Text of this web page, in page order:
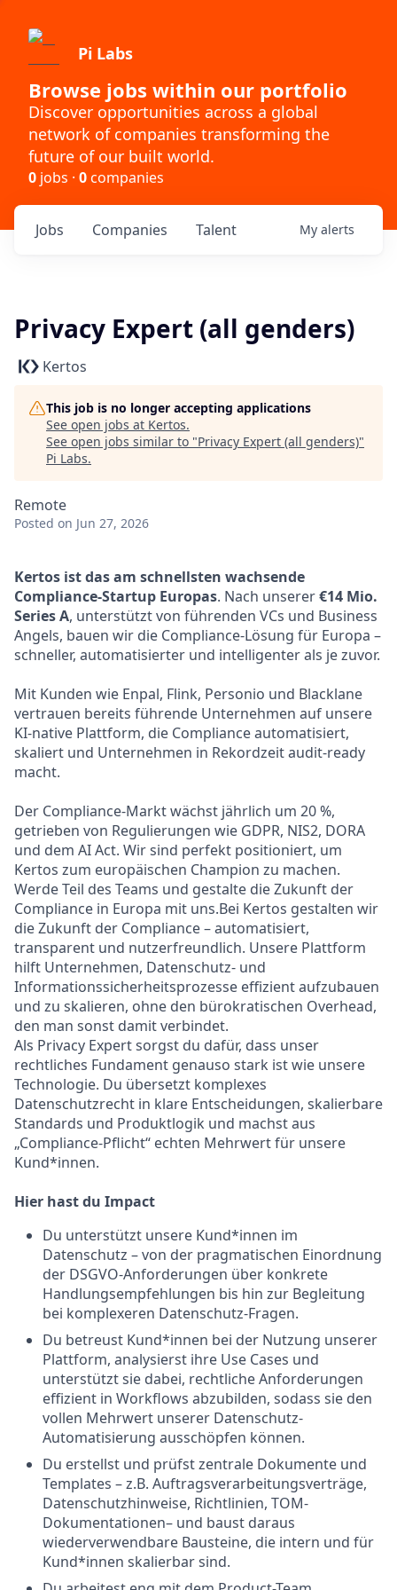
Pi Labs
Browse jobs within our portfolio
Discover opportunities across a global
network of companies transforming the
future of our built world.
0 jobs · 0companies
Jobs Companies Talent My alerts
Privacy Expert (all genders)
Kertos
This job is no longer accepting applications
See open jobs at Kertos.
See open jobs similar to "Privacy Expert (all genders)"
Pi Labs.
Remote
Posted on Jun 27, 2026
Kertos ist das am schnellsten wachsende
Compliance-Startup Europas. Nach unserer€14 Mio.
Series A, unterstützt von führenden VCs und Business
Angels, bauen wir die Compliance-Lösung für Europa –
schneller, automatisierter und intelligenter als je zuvor.
Mit Kunden wie Enpal, Flink, Personio und Blacklane
vertrauen bereits führende Unternehmen auf unsere
KI-native Plattform, die Compliance automatisiert,
skaliert und Unternehmen in Rekordzeit audit-ready
macht.
Der Compliance-Markt wächst jährlich um 20 %,
getrieben von Regulierungen wie GDPR, NIS2, DORA
und dem AI Act. Wir sind perfekt positioniert, um
Kertos zum europäischen Champion zu machen.
Werde Teil des Teams und gestalte die Zukunft der
Compliance in Europa mit uns.Bei Kertos gestalten wir
die Zukunft der Compliance – automatisiert,
transparent und nutzerfreundlich. Unsere Plattform
hilft Unternehmen, Datenschutz- und
Informationssicherheitsprozesse effizient aufzubauen
und zu skalieren, ohne den bürokratischen Overhead,
den man sonst damit verbindet.
Als Privacy Expert sorgst du dafür, dass unser
rechtliches Fundament genauso stark ist wie unsere
Technologie. Du übersetzt komplexes
Datenschutzrecht in klare Entscheidungen, skalierbare
Standards und Produktlogik und machst aus
„Compliance-Pflicht“ echten Mehrwert für unsere
Kund*innen.
Hier hast du Impact
Du unterstützt unsere Kund*innen im
Datenschutz – von der pragmatischen Einordnung
der DSGVO-Anforderungen über konkrete
Handlungsempfehlungen bis hin zur Begleitung
bei komplexeren Datenschutz-Fragen.
Du betreust Kund*innen bei der Nutzung unserer
Plattform, analysierst ihre Use Cases und
unterstützt sie dabei, rechtliche Anforderungen
effizient in Workflows abzubilden, sodass sie den
vollen Mehrwert unserer Datenschutz-
Automatisierung ausschöpfen können.
Du erstellst und prüfst zentrale Dokumente und
Templates – z.B. Auftragsverarbeitungsverträge,
Datenschutzhinweise, Richtlinien, TOM-
Dokumentationen– und baust daraus
wiederverwendbare Bausteine, die intern und für
Kund*innen skalierbar sind.